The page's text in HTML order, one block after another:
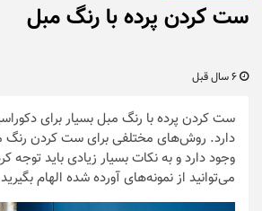
ست کردن پرده با رنگ مبل
ست کردن پرده با رنگ مبل بسیار برای
دارد. روش‌های مختلفی برای ست کردن رنگ
وجود دارد و به نکات بسیار زیادی باید توجه
می‌توانید از نمونه‌های آورده شده الهام